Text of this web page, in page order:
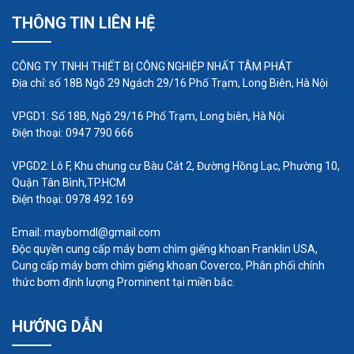
Địa chỉ bán máy thổi khí công nghiệp giá
Công ty thiết bị công nghệ Nhất Tâm Phátlà nhà
nhập khẩu và phân phối máy thổi khí công nghiệp
con sò tại TPHCM, chúng tôi hân hạnh cung cấp
sản phẩm máy thổi khí với giá tốt nhất cho khách
hàng.
THÔNG TIN LIÊN HỆ
CÔNG TY TNHH THIẾT BỊ CÔNG NGHIỆP NHẤT TÂM PHÁT
Địa chỉ: số 18B Ngõ 29 Ngách 29/16 Phố Trạm, Long Biên, Hà Nội
VPGD1: Số 18B, Ngõ 29/16 Phố Trạm, Long biên, Hà Nội
Điện thoại: 0947 790 666
VPGD2: Lô F, Khu chung cư Bàu Cát 2, Đường Hồng Lạc, Phường 10,
Quận Tân Bình,TP.HCM
Điện thoại: 0978 492 169
Email: maybomdl@gmail.com
Độc quyền cung cấp máy bơm chìm giếng khoan Franklin USA,
Cung cấp máy bơm chìm giếng khoan Coverco, Phân phối chính
thức bơm định lượng Prominent tại miền bắc.
HƯỚNG DẪN